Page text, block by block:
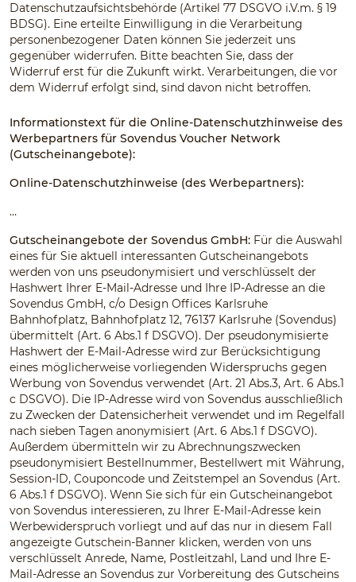
Datenschutzaufsichtsbehörde (Artikel 77 DSGVO i.V.m. § 19
BDSG). Eine erteilte Einwilligung in die Verarbeitung
personenbezogener Daten können Sie jederzeit uns
gegenüber widerrufen. Bitte beachten Sie, dass der
Widerruf erst für die Zukunft wirkt. Verarbeitungen, die vor
dem Widerruf erfolgt sind, sind davon nicht betroffen.
Informationstext für die Online-Datenschutzhinweise des
Werbepartners für Sovendus Voucher Network
(Gutscheinangebote):
Online-Datenschutzhinweise (des Werbepartners):
…
Gutscheinangebote der Sovendus GmbH: Für die Auswahl
eines für Sie aktuell interessanten Gutscheinangebots
werden von uns pseudonymisiert und verschlüsselt der
Hashwert Ihrer E-Mail-Adresse und Ihre IP-Adresse an die
Sovendus GmbH, c/o Design Offices Karlsruhe
Bahnhofplatz, Bahnhofplatz 12, 76137 Karlsruhe (Sovendus)
übermittelt (Art. 6 Abs.1 f DSGVO). Der pseudonymisierte
Hashwert der E-Mail-Adresse wird zur Berücksichtigung
eines möglicherweise vorliegenden Widerspruchs gegen
Werbung von Sovendus verwendet (Art. 21 Abs.3, Art. 6 Abs.1
c DSGVO). Die IP-Adresse wird von Sovendus ausschließlich
zu Zwecken der Datensicherheit verwendet und im Regelfall
nach sieben Tagen anonymisiert (Art. 6 Abs.1 f DSGVO).
Außerdem übermitteln wir zu Abrechnungszwecken
pseudonymisiert Bestellnummer, Bestellwert mit Währung,
Session-ID, Couponcode und Zeitstempel an Sovendus (Art.
6 Abs.1 f DSGVO). Wenn Sie sich für ein Gutscheinangebot
von Sovendus interessieren, zu Ihrer E-Mail-Adresse kein
Werbewiderspruch vorliegt und auf das nur in diesem Fall
angezeigte Gutschein-Banner klicken, werden von uns
verschlüsselt Anrede, Name, Postleitzahl, Land und Ihre E-
Mail-Adresse an Sovendus zur Vorbereitung des Gutscheins